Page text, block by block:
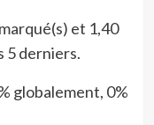
et 1,40
5 derniers.
globalement, 0%